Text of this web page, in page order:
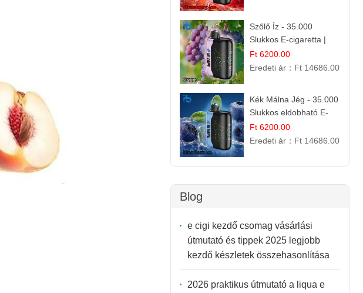
Szőlő Íz - 35.000
Slukkos E-cigaretta |
Friss Gyümölcs Aroma
Ft 6200.00
Eredeti ár： Ft 14686.00
Kék Málna Jég - 35.000
Slukkos eldobható E-
cigaretta | Frissítő
Ízélmény
Ft 6200.00
Eredeti ár： Ft 14686.00
Blog
e cigi kezdő csomag vásárlási
útmutató és tippek 2025 legjobb
kezdő készletek összehasonlítása
2026 praktikus útmutató a liqua e